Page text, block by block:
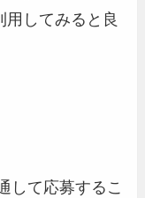
してみると良
して応募するこ